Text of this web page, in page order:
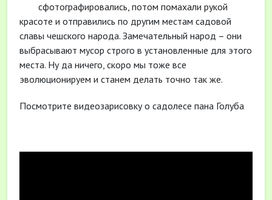
сфотографировались, потом помахали рукой
красоте и отправились по другим местам садовой
славы чешского народа. Замечательный народ – они
выбрасывают мусор строго в установленные для этого
места. Ну да ничего, скоро мы тоже все
эволюционируем и станем делать точно так же.
Посмотрите видеозарисовку о садолесе пана Голуба